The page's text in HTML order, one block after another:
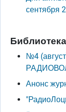
сентября
Библиотека
№4
Анонс